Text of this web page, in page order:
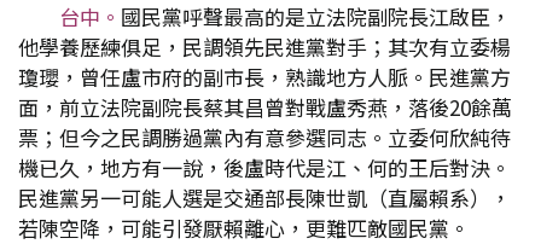
台中。 國民黨呼聲最高的是立法院副院長江啟臣，
他學養歷練俱足，民調領先民進黨對手；其次有立委楊
瓊瓔，曾任盧市府的副市長，熟識地方人脈。民進黨方
面，前立法院副院長蔡其昌曾對戰盧秀燕，落後20餘萬
票；但今之民調勝過黨內有意參選同志。立委何欣純待
機已久，地方有一說，後盧時代是江、何的王后對決。
民進黨另一可能人選是交通部長陳世凱（直屬賴系），
若陳空降，可能引發厭賴離心，更難匹敵國民黨。